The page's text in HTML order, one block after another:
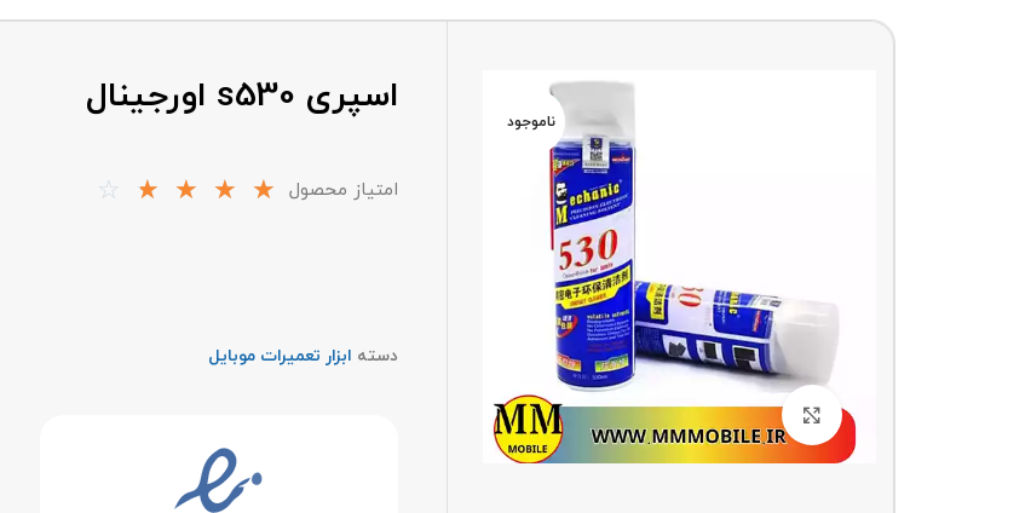
ناموجود
اسپری s530 اورجینال
امتیاز محصول ☆
☆
☆
☆
☆
دسته ابزار تعمیرات موبایل